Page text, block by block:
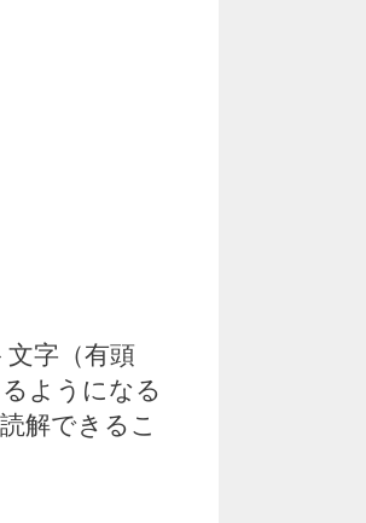
字（有頭
ようになる
解できるこ